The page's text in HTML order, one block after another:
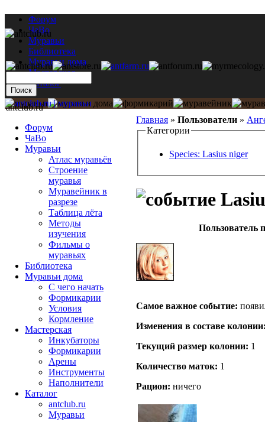
Форум
ЧаВо
Муравьи
Библиотека
Муравьи дома
Мастерская
Каталог
Главная » Пользователи »
Категории
Species: Lasius niger
Пользователь
Самое важное событие:
Изменения в составе
Текущий размер кoлонии: 1
Количество маток: 1
Рацион: ничего
antclub.ru
Форум
ЧаВо
Муравьи
Атлас муравьёв
Строение
муравья
Муравейник в
разрезе
Таблица лёта
Методы
изучения
Фильмы о
муравьях
Библиотека
Муравьи дома
С чего начать
Формикарии
Условия
Кормление
Мастерская
Инкубаторы
Формикарии
Арены
Инструменты
Наполнители
Каталог
antclub.ru
Муравьи